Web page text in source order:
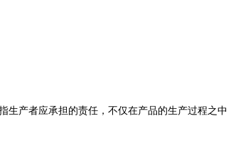
产者应承担的责任，不仅在产品的生产过程之中